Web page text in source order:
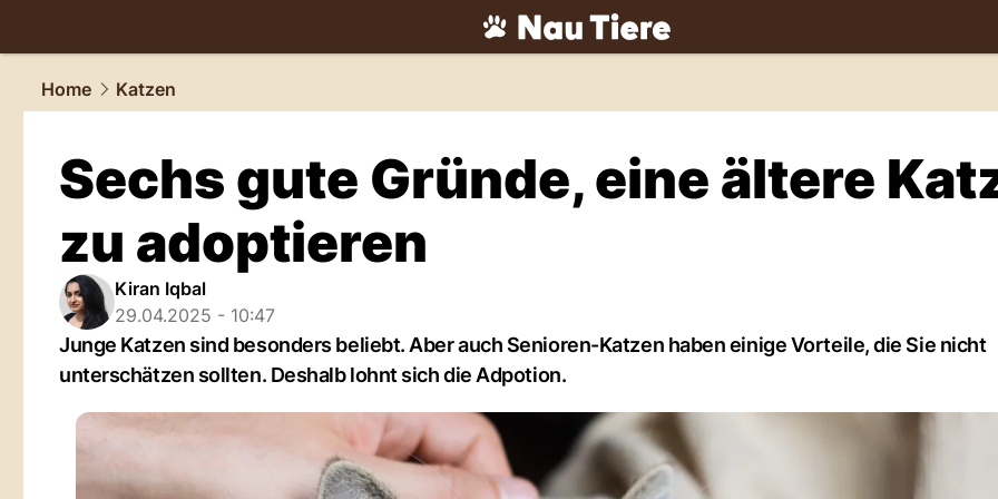
tiere.NAU.ch
Home
Katzen
Sechs gute Gründe, eine ältere
zu adoptieren
Kiran Iqbal
29.04.2025 - 10:47
Junge Katzen sind besonders beliebt. Aber auch Senioren-Katzen haben einige Vorteile, die Sie nicht
unterschätzen sollten. Deshalb lohnt sich die Adpotion.